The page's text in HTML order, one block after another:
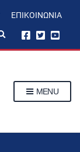
ΕΠΙΚΟΙΝΩΝΊΑ
p
MENU